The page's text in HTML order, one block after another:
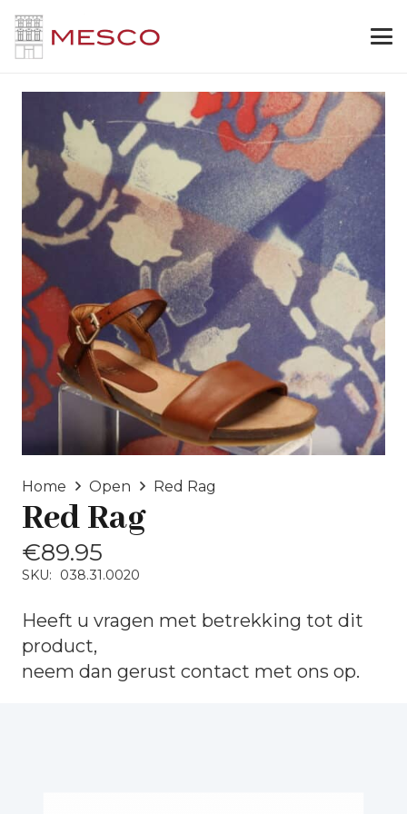
Home Open Red Rag
Red Rag
€89.95
SKU: 038.31.0020
Heeft u vragen met betrekking tot dit
product,
neem dan gerust contact met ons op.